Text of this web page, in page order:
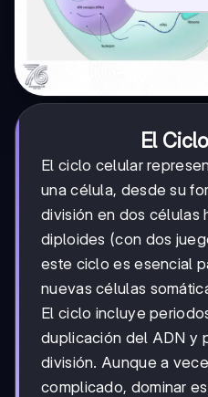
El
El ciclo celular
una célula, desde su
división en dos células
diploides (con dos
este ciclo es esencial
nuevas células
El ciclo incluye
duplicación del ADN y
división. Aunque a
complicado, dominar